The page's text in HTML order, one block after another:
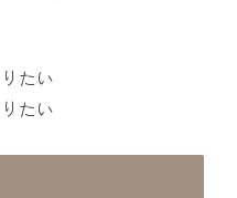
たい
たい